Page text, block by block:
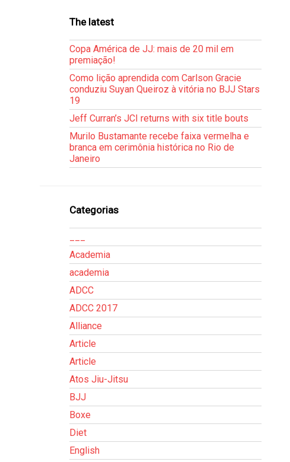
The latest
Copa América de JJ: mais de 20 mil em
premiação!
Como lição aprendida com Carlson Gracie
conduziu Suyan Queiroz à vitória no BJJ Stars
19
Jeff Curran’s JCI returns with six title bouts
Murilo Bustamante recebe faixa vermelha e
branca em cerimônia histórica no Rio de
Janeiro
Categorias
Academia
academia
ADCC
ADCC 2017
Alliance
Article
Article
Atos Jiu-Jitsu
BJJ
Boxe
Diet
English